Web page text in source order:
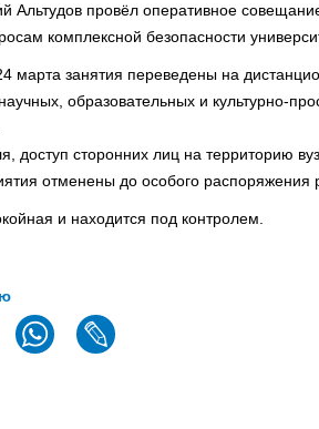
Альтудов провёл оперативное
комплексной безопасности
марта занятия переведены на
образовательных и культурно-
доступ сторонних лиц на территорию
отменены до особого распоряжения
и находится под контролем.